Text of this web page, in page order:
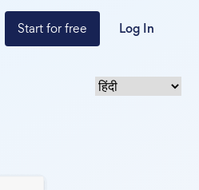
Start for free Log In